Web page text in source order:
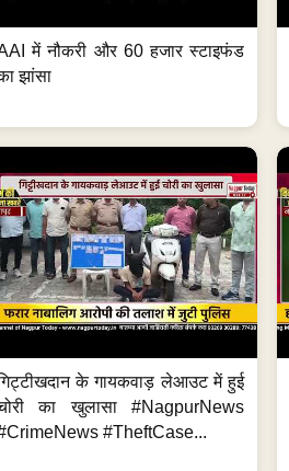
में नौकरी और 60 हजार स्टाइफंड
झांसा
के गायकवाड़ लेआउट में हुई
का खुलासा #NagpurNews
#TheftCase...